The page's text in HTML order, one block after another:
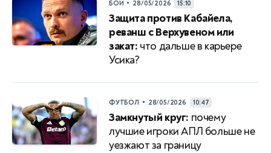
БОИ • 28/05/2026 15:10
Защита против Кабайела,
реванш с Верхувеном или
закат: что дальше в карьере
Усика?
ФУТБОЛ • 28/05/2026 10:47
Замкнутый круг: почему
лучшие игроки АПЛ больше не
уезжают за границу